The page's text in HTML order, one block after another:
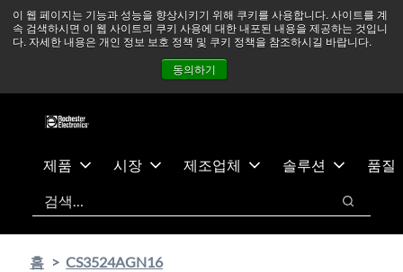
이 웹 페이지는 기능과 성능을 향상시키기 위해 쿠키를 사용합니다. 사이트를 계
속 검색하시면 이 웹 사이트의 쿠키 사용에 대한 내포된 내용을 제공하는 것입니
다. 자세한 내용은 개인 정보 보호 정책 및 쿠키 정책을 참조하시길 바랍니다.
동의하기
츠
건
중동 지역 상황을 지속적으로 주시하고 있으며, 모든 서비스는
정상적으로 운영되고 있습니다. 더 읽어보기 →
뉴스
문의하기
제품 시장 제조업체 솔루션
품질
검색
검색
홈 CS3524AGN16